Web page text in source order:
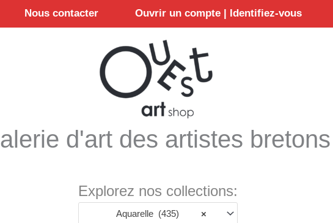
Nous contacter Ouvrir un compte | Identifiez-vous
d'art des artistes bretons
Explorez nos collections:
×
Aquarelle (435)